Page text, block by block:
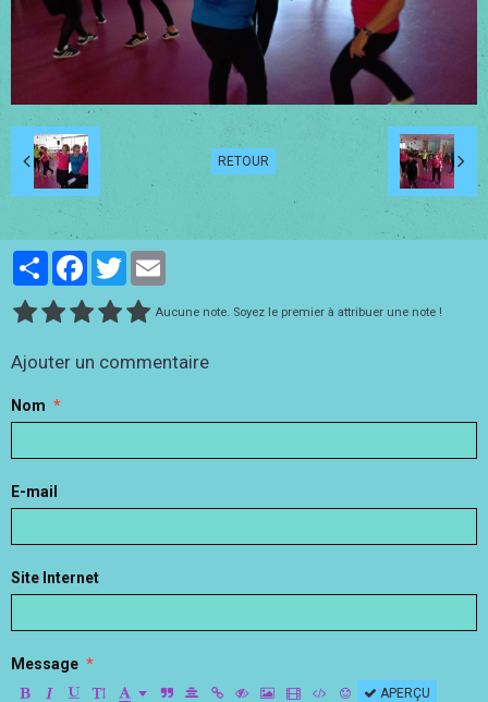
RETOUR
PartagerFacebook
Twitter
Aucune note. Soyez le premier à attribuer une note !
Ajouter un commentaire
Nom
E-mail
Site Internet
Message
APERÇU